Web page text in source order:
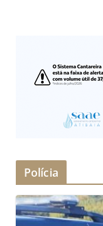
Polícia